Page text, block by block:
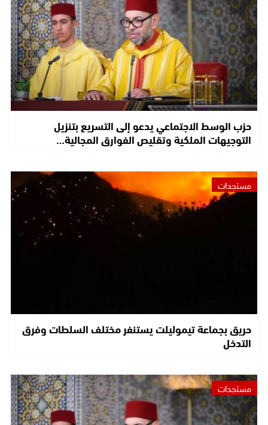
حزب الوسط الاجتماعي يدعو إلى التسريع بتنزيل
التوجيهات الملكية وتقليص الفوارق المجالية…
مستجدات
حريق بجماعة تيموليلت يستنفر مختلف السلطات وفرق
التدخل
مستجدات